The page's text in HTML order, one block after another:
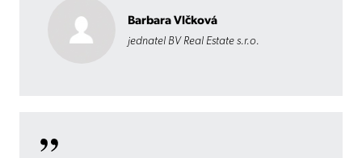
Barbara Vlčková
jednatel BV Real Estate s.r.o.